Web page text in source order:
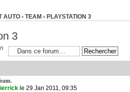
AUTO - TEAM - PLAYSTATION 3
3
le 29 Jan 2011, 09:35